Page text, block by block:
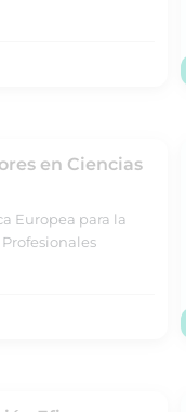
en Ciencias
Europea para la